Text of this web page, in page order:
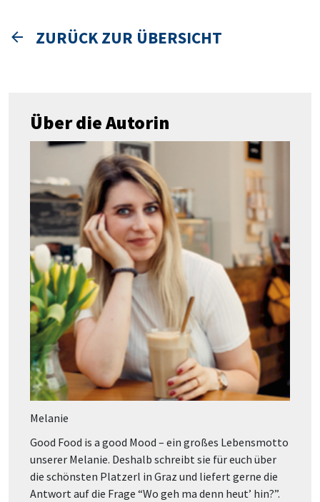
ZURÜCK ZUR ÜBERSICHT
Über die Autorin
Melanie
Good Food is a good Mood – ein großes Lebensmotto
unserer Melanie. Deshalb schreibt sie für euch über
die schönsten Platzerl in Graz und liefert gerne die
Antwort auf die Frage “Wo geh ma denn heut’ hin?”.